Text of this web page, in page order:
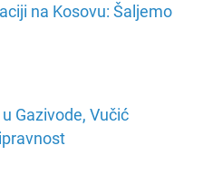
na Kosovu: Šaljemo
Gazivode, Vučić